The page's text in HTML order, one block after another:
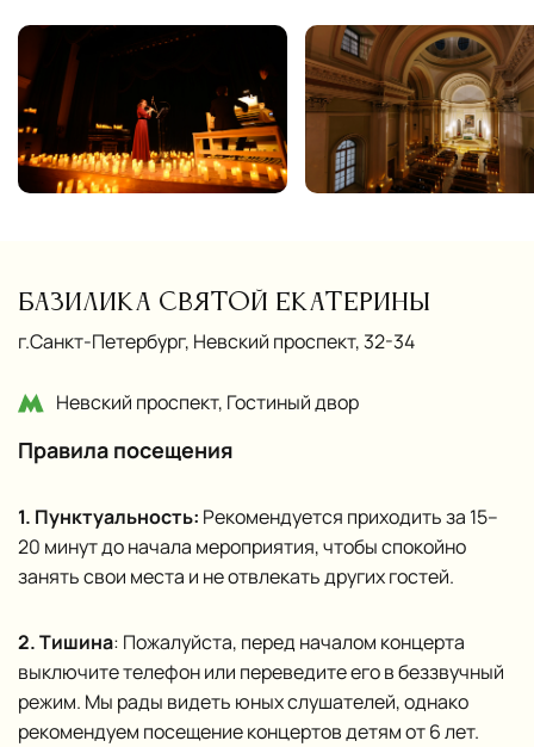
Базилика Святой Екатерины
г.Санкт‑Петербург, Невский проспект, 32-34
Невский проспект, Гостиный двор
Правила посещения
1. Пунктуальность: Рекомендуется приходить за 15–
20 минут до начала мероприятия, чтобы спокойно
занять свои места и не отвлекать других гостей.
2. Тишина: Пожалуйста, перед началом концерта
выключите телефон или переведите его в беззвучный
режим. Мы рады видеть юных слушателей, однако
рекомендуем посещение концертов детям от 6 лет.